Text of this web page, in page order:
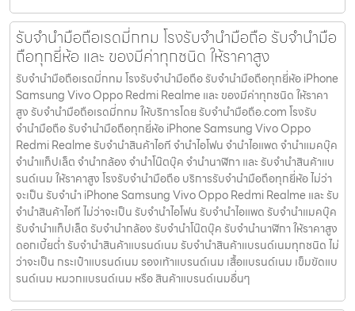
รับจำนำมือถือเรดมี่กทม โรงรับจำนำมือถือ รับจำนำมือ
ถือทุกยี่ห้อ และ ของมีค่าทุกชนิด ให้ราคาสูง
รับจำนำมือถือเรดมี่กทม โรงรับจำนำมือถือ รับจำนำมือถือทุกยี่ห้อ iPhone
Samsung Vivo Oppo Redmi Realme และ ของมีค่าทุกชนิด ให้ราคา
สูง รับจำนำมือถือเรดมี่กทม ให้บริการโดย รับจํานํามือถือ.com โรงรับ
จำนำมือถือ รับจำนำมือถือทุกยี่ห้อ iPhone Samsung Vivo Oppo
Redmi Realme รับจำนำสินค้าไอที จำนำไอโฟน จำนำไอแพด จำนำแมคบุ๊ค
จำนำแท็ปเล็ต จำนำกล้อง จำนำโน๊ตบุ๊ค จำนำนาฬิกา และ รับจำนำสินค้าแบ
รนด์เนม ให้ราคาสูง โรงรับจำนำมือถือ บริการรับจำนำมือถือทุกยี่ห้อ ไม่ว่า
จะเป็น รับจำนำ iPhone Samsung Vivo Oppo Redmi Realme และ รับ
จำนำสินค้าไอที ไม่ว่าจะเป็น รับจำนำไอโฟน รับจำนำไอแพด รับจำนำแมคบุ๊ค
รับจำนำแท็ปเล็ต รับจำนำกล้อง รับจำนำโน๊ตบุ๊ค รับจำนำนาฬิกา ให้ราคาสูง
ดอกเบี้ยต่ำ รับจำนำสินค้าแบรนด์เนม รับจำนำสินค้าแบรนด์เนมทุกชนิด ไม่
ว่าจะเป็น กระเป๋าแบรนด์เนม รองเท้าแบรนด์เนม เสื้อแบรนด์เนม เข็มขัดแบ
รนด์เนม หมวกแบรนด์เนม หรือ สินค้าแบรนด์เนมอื่นๆ